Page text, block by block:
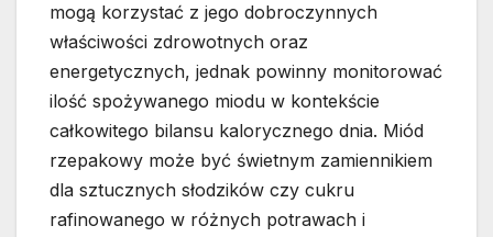
mogą korzystać z jego dobroczynnych
właściwości zdrowotnych oraz
energetycznych, jednak powinny monitorować
ilość spożywanego miodu w kontekście
całkowitego bilansu kalorycznego dnia. Miód
rzepakowy może być świetnym zamiennikiem
dla sztucznych słodzików czy cukru
rafinowanego w różnych potrawach i